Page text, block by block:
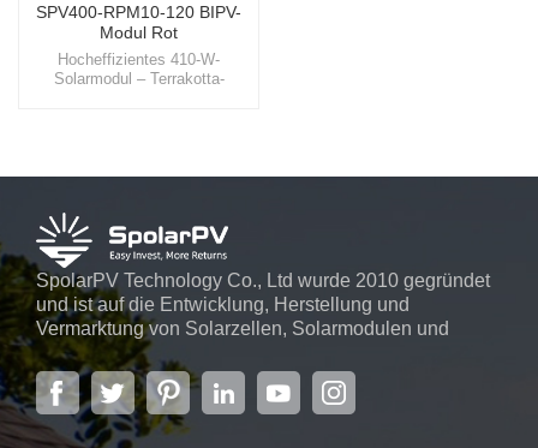
SPV400-RPM10-120 BIPV-
Modul Rot
Hocheffizientes 410-W-
Solarmodul – Terrakotta-
Gebäudefassaden integriert und
Erscheinungsbild, sondern auch
eine erhebliche Reduzierung der
Energiekosten bietet.
SpolarPV Technology Co., Ltd wurde 2010 gegründet
und ist auf die Entwicklung, Herstellung und
Vermarktung von Solarzellen, Solarmodulen und
Solarstromsystemen spezialisiert. Das Unternehmen
mit Sitz in der Hauptstadt der Provinz Jiangsu,
Nanjing, erstreckt sich über 6.000 m² und verfügt über
fortschrittliche automatische ...